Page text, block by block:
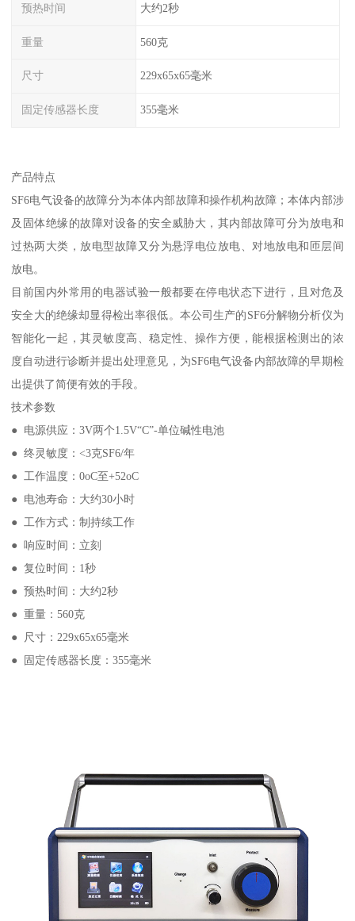
预热时间 大约2秒
重量 560克
尺寸 229x65x65毫米
固定传感器长度 355毫米
产品特点
SF6电气设备的故障分为本体内部故障和操作机构故障；本体内部涉
及固体绝缘的故障对设备的安全威胁大，其内部故障可分为放电和
过热两大类，放电型故障又分为悬浮电位放电、对地放电和匝层间
放电。
目前国内外常用的电器试验一般都要在停电状态下进行，且对危及
安全大的绝缘却显得检出率很低。本公司生产的SF6分解物分析仪为
智能化一起，其灵敏度高、稳定性、操作方便，能根据检测出的浓
度自动进行诊断并提出处理意见，为SF6电气设备内部故障的早期检
出提供了简便有效的手段。
技术参数
● 电源供应：3V两个1.5V“C”-单位碱性电池
● 终灵敏度：<3克SF6/年
● 工作温度：0oC至+52oC
● 电池寿命：大约30小时
● 工作方式：制持续工作
● 响应时间：立刻
● 复位时间：1秒
● 预热时间：大约2秒
● 重量：560克
● 尺寸：229x65x65毫米
● 固定传感器长度：355毫米